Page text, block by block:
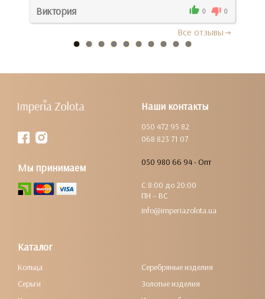
Виктория 0 0
Все отзывы
Наши контакты
050 472 95 82
068 823 71 07
050 980 66 94 - Опт
С 8:00 до 20:00
ПН – ВС
info@imperiazolota.ua
Мы принимаем
Каталог
Кольца
Серьги
Серебряные изделия
Золотые изделия